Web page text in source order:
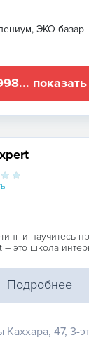
ЭКО базар
показать
и научитесь
– это школа
Подробнее
47, 3-